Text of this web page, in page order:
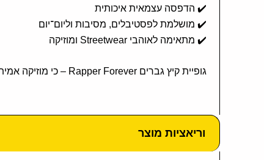
✔️ הדפסה עצמאית איכותית
✔️ מושלמת לפסטיבלים, מסיבות וליום־יום
✔️ מתאימה לאוהבי Streetwear ומוזיקה
גופיית קיץ גברים Rapper Forever – כי מוזיקה אמיתית לא נגמרת לעולם 🎤🔥
וריאציות מוצר